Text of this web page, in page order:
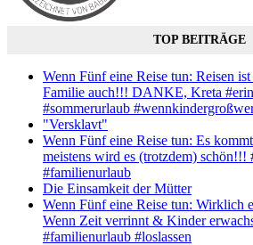
TOP BEITRÄGE
Wenn Fünf eine Reise tun: Reisen
Familie auch!!! DANKE, Kreta
#sommerurlaub
"Versklavt"
Wenn Fünf eine Reise tun: Es
meistens wird es (trotzdem) schön!!!
#familienurlaub
Die Einsamkeit der Mütter
Wenn Fünf eine Reise tun: Wirklich
Wenn Zeit verrinnt & Kinder
#familienurlaub #loslassen